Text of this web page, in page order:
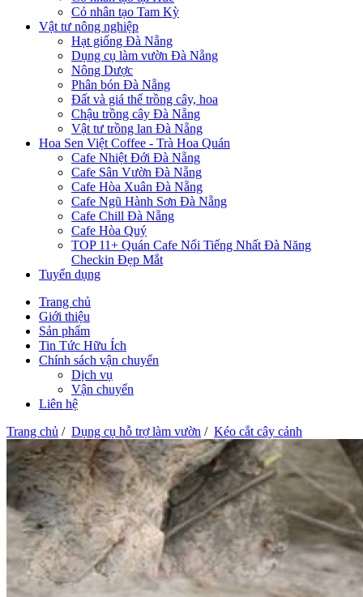
Cỏ nhân tạo Tam Kỳ
Vật tư nông nghiệp
Hạt giống Đà Nẵng
Dụng cụ làm vườn Đà Nẵng
Nông Dược
Phân bón Đà Nẵng
Đất và giá thể trồng cây, hoa
Chậu trồng cây Đà Nẵng
Vật tư trồng lan Đà Nẵng
Hoa Sen Việt Coffee - Trà Hoa Quán
Cafe Nhiệt Đới Đà Nẵng
Cafe Sân Vườn Đà Nẵng
Cafe Hòa Xuân Đà Nẵng
Cafe Ngũ Hành Sơn Đà Nẵng
Cafe Chill Đà Nẵng
Cafe Hòa Quý
TOP 11+ Quán Cafe Nổi Tiếng Nhất Đà Năng
Checkin Đẹp Mắt
Tuyển dụng
Trang chủ
Giới thiệu
Sản phẩm
Tin Tức Hữu Ích
Chính sách vận chuyển
Dịch vụ
Vận chuyển
Liên hệ
Trang chủ / Dụng cụ hỗ trợ làm vườn / Kéo cắt cây cảnh